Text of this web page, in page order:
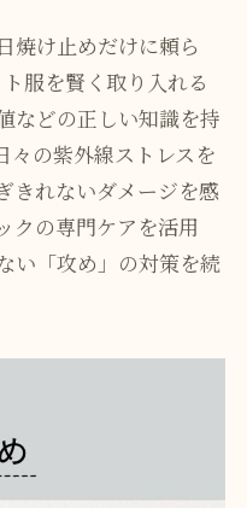
焼け止めだけに頼ら
服を賢く取り入れる
などの正しい知識を持
々の紫外線ストレスを
きれないダメージを感
クの専門ケアを活用
い「攻め」の対策を続